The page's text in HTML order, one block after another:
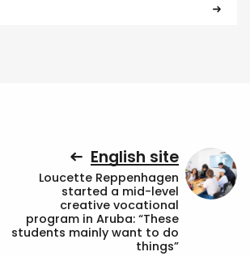
English site
Loucette Reppenhagen
started a mid-level
creative vocational
program in Aruba: “These
students mainly want to do
things”